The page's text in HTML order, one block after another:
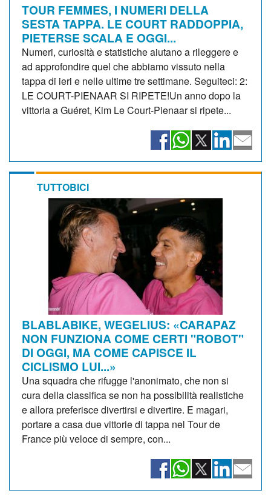
TOUR FEMMES, I NUMERI DELLA
SESTA TAPPA. LE COURT RADDOPPIA,
PIETERSE SCALA E OGGI...
Numeri, curiosità e statistiche aiutano a rileggere e
ad approfondire quel che abbiamo vissuto nella
tappa di ieri e nelle ultime tre settimane. Seguiteci: 2:
LE COURT-PIENAAR SI RIPETE!Un anno dopo la
vittoria a Guéret, Kim Le Court-Pienaar si ripete...
TUTTOBICI
BLABLABIKE, WEGELIUS: «CARAPAZ
NON FUNZIONA COME CERTI "ROBOT"
DI OGGI, MA COME CAPISCE IL
CICLISMO LUI...»
Una squadra che rifugge l'anonimato, che non si
cura della classifica se non ha possibilità realistiche
e allora preferisce divertirsi e divertire. E magari,
portare a casa due vittorie di tappa nel Tour de
France più veloce di sempre, con...